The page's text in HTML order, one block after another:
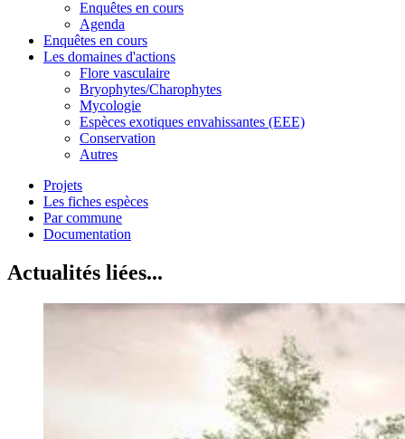
Enquêtes en cours
Agenda
Enquêtes en cours
Les domaines d'actions
Flore vasculaire
Bryophytes/Charophytes
Mycologie
Espèces exotiques envahissantes (EEE)
Conservation
Autres
Projets
Les fiches espèces
Par commune
Documentation
Actualités liées...